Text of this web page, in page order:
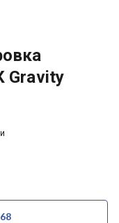
Gravity